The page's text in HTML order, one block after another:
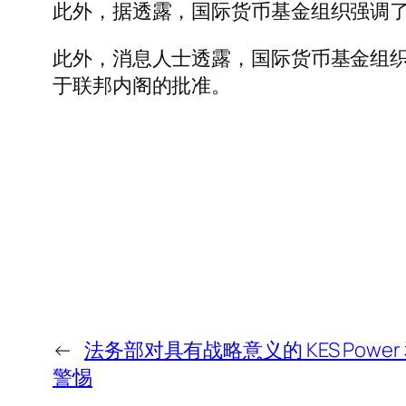
此外，据透露，国际货币基金组织强调
此外，消息人士透露，国际货币基金组
于联邦内阁的批准。
← 法务部对具有战略意义的 KES
警惕